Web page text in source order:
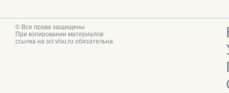
© Все права защищены
При копировании материалов
ссылка на sci.vlsu.ru обязательна